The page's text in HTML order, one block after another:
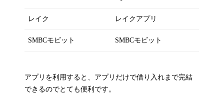
レイク レイクアプリ
SMBCモビット SMBCモビット
アプリを利用すると、アプリだけで借り入れまで完結
できるのでとても便利です。